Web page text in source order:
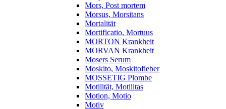
Mors, Post mortem
Morsus, Morsitans
Mortalität
Mortificatio, Mortuus
MORTON Krankheit
MORVAN Krankheit
Mosers Serum
Moskito, Moskitofieber
MOSSETIG Plombe
Motilität, Motilitas
Motion, Motio
Motiv